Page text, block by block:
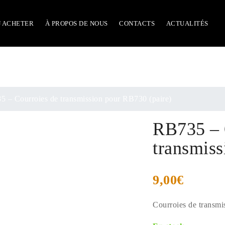
ACHETER À PROPOS DE NOUS CONTACTS ACTUALITÉS
RB735 –
9,00€
Courroies de